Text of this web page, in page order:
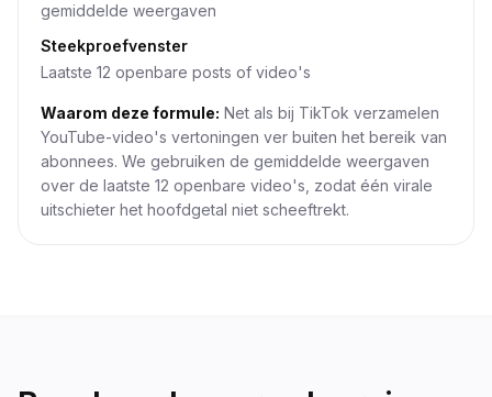
gemiddelde weergaven
Steekproefvenster
Laatste 12 openbare posts of video's
Waarom deze formule: Net als bij TikTok verzamelen
YouTube-video's vertoningen ver buiten het bereik van
abonnees. We gebruiken de gemiddelde weergaven
over de laatste 12 openbare video's, zodat één virale
uitschieter het hoofdgetal niet scheeftrekt.